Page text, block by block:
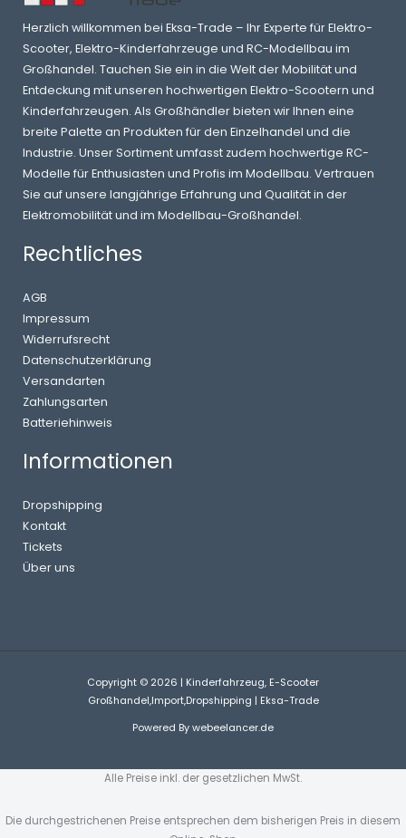
Herzlich willkommen bei Eksa-Trade – Ihr Experte für Elektro-
Scooter, Elektro-Kinderfahrzeuge und RC-Modellbau im
Großhandel. Tauchen Sie ein in die Welt der Mobilität und
Entdeckung mit unseren hochwertigen Elektro-Scootern und
Kinderfahrzeugen. Als Großhändler bieten wir Ihnen eine
breite Palette an Produkten für den Einzelhandel und die
Industrie. Unser Sortiment umfasst zudem hochwertige RC-
Modelle für Enthusiasten und Profis im Modellbau. Vertrauen
Sie auf unsere langjährige Erfahrung und Qualität in der
Elektromobilität und im Modellbau-Großhandel.
Rechtliches
AGB
Impressum
Widerrufsrecht
Datenschutzerklärung
Versandarten
Zahlungsarten
Batteriehinweis
Informationen
Dropshipping
Kontakt
Tickets
Über uns
Copyright © 2026 | Kinderfahrzeug, E-Scooter
Großhandel,Import,Dropshipping | Eksa-Trade
Powered By webeelancer.de
Alle Preise inkl. der gesetzlichen MwSt.
Die durchgestrichenen Preise entsprechen dem bisherigen Preis in diesem